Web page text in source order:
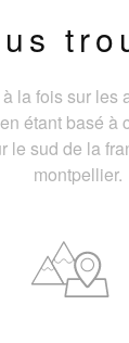
la fois sur les
étant basé à
le sud de la
montpellier.